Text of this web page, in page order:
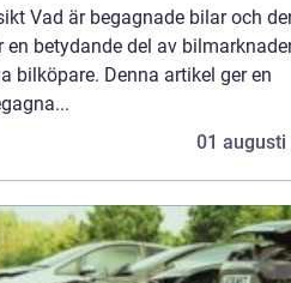
Vad är begagnade bilar och
betydande del av
bilköpare. Denna artikel ger en
01 augusti